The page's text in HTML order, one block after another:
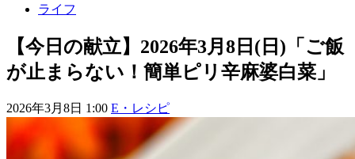
ライフ
【今日の献立】2026年3月8日(日)「ご飯
が止まらない！簡単ピリ辛麻婆白菜」
2026年3月8日 1:00 E・レシピ